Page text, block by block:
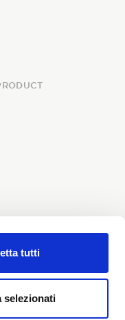
tutti
selezionati